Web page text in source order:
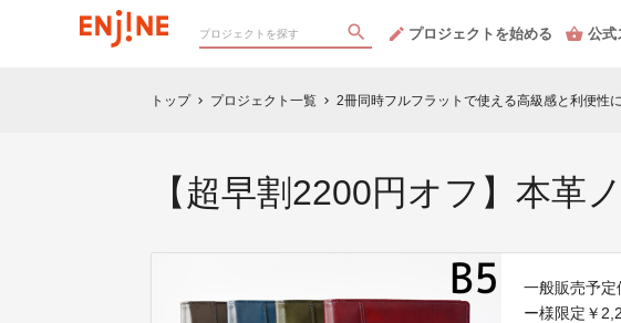
プロジェクトを始める 公式
トップ chevron_right プロジェクト一覧 chevron_right 2冊同時フルフラットで使える高級感と利便性
【超早割2200円オフ】本
一般販売予
ー様限定￥